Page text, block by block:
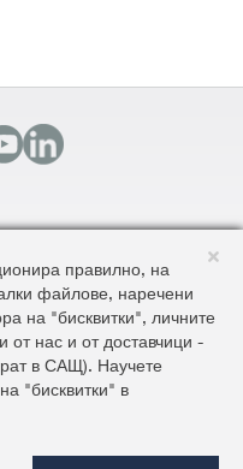
И ПРОДАЖБА
НА ЛИЧНИТЕ ДАННИ
o
правилно, на
файлове, наречени
на "бисквитки", личните
от нас и от доставчици -
в САЩ). Научете
"бисквитки" в